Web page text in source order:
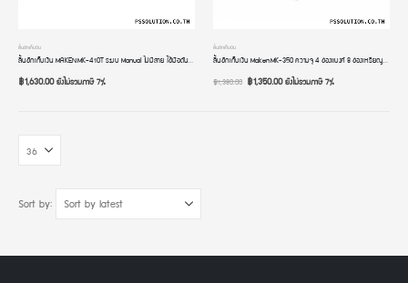
ลิ้นชักเก็บเงิน
ลิ้นชักเก็บเงิน MAKEN MK-410T ระบบ Manual ไม่มีสาย ใช้มือดันเปิด ปิด ความจุ 4 ช่องแบงค์ 8 ช่องเหรียญ ใช้ง่ายๆ
฿1,630.00ยังไม่รวมภาษี 7%
ลิ้นชักเก็บเงิน
ลิ้นชักเก็บเงิน Maken MK-350 ความจุ 4 ช่องแบงค์ 8 ช่องเหรียญ การเชื่อมต่อแบบ RJ11 เด้งเปิดอัตโนมัติ
฿1,380.00 ฿1,350.00ยังไม่รวมภาษี 7%
Sort by: